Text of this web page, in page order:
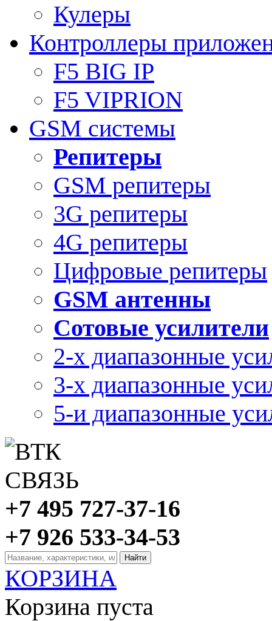
Кулеры
Контроллеры
F5 BIG IP
F5 VIPRION
GSM системы
Репитеры
GSM репитеры
3G репитеры
4G репитеры
Цифровые репитеры
GSM антенны
Сотовые усилители
2-х диапазонные
3-х диапазонные
5-и диапазонные
+7 495 727-37-16
+7 926 533-34-53
КОРЗИНА
Корзина пуста